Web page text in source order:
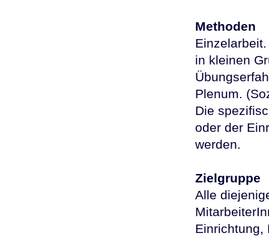
Methoden
in kleinen
Plenum.
Die
oder der
werden.
Zielgruppe
Alle
Einrichtung,